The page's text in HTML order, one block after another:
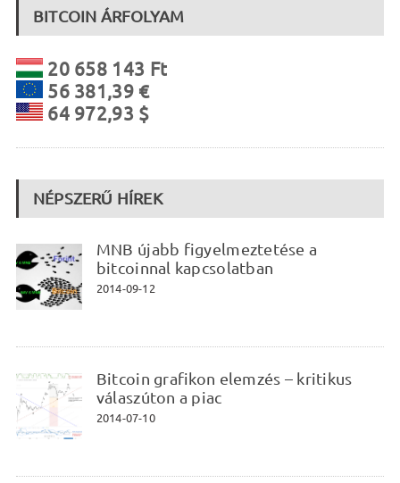
BITCOIN ÁRFOLYAM
20 658 143 Ft
56 381,39 €
64 972,93 $
NÉPSZERŰ HÍREK
MNB újabb figyelmeztetése a
bitcoinnal kapcsolatban
2014-09-12
Bitcoin grafikon elemzés – kritikus
válaszúton a piac
2014-07-10